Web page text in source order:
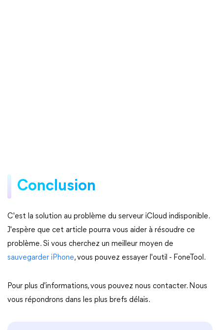
Conclusion
C'est la solution au problème du serveur iCloud indisponible.
J'espère que cet article pourra vous aider à résoudre ce
problème. Si vous cherchez un meilleur moyen de
sauvegarder iPhone, vous pouvez essayer l'outil - FoneTool.
Pour plus d'informations, vous pouvez nous contacter. Nous
vous répondrons dans les plus brefs délais.